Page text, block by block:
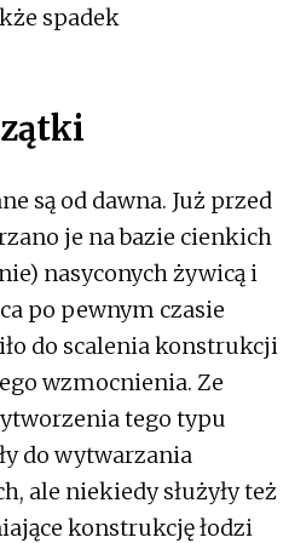
spadek
są od dawna. Już przed
je na bazie cienkich
nasyconych żywicą i
po pewnym czasie
do scalenia konstrukcji
wzmocnienia. Ze
tego typu
do wytwarzania
ale niekiedy służyły też
konstrukcję łodzi